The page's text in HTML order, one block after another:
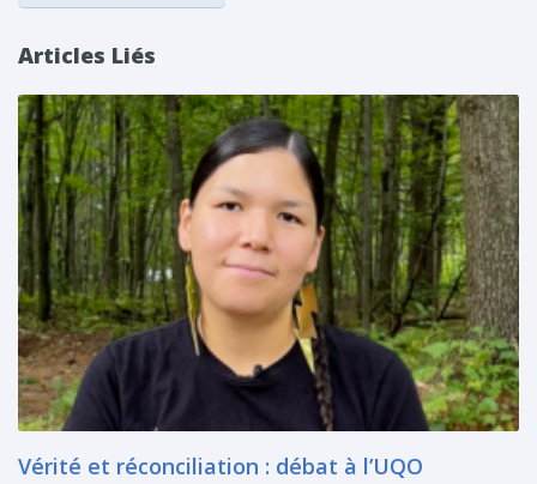
Articles Liés
Vérité et réconciliation : débat à l’UQO